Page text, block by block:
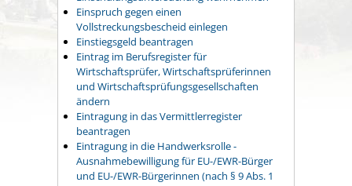
Einspruch gegen einen
Vollstreckungsbescheid einlegen
Einstiegsgeld beantragen
Eintrag im Berufsregister für
Wirtschaftsprüfer, Wirtschaftsprüferinnen
und Wirtschaftsprüfungsgesellschaften
ändern
Eintragung in das Vermittlerregister
beantragen
Eintragung in die Handwerksrolle -
Ausnahmebewilligung für EU-/EWR-Bürger
und EU-/EWR-Bürgerinnen (nach § 9 Abs. 1